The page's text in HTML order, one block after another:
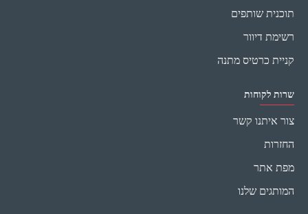
תוכנית שותפים
רשימת דיוור
קניית כרטיס מתנה
שרות לקוחות
צור איתנו קשר
החזרות
מפת אתר
המותגים שלנו